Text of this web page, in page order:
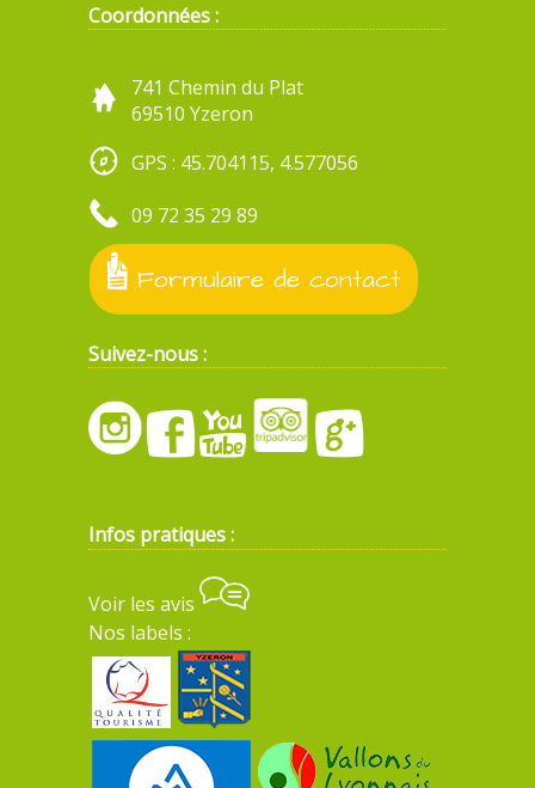
Coordonnées :
741 Chemin du Plat
69510 Yzeron
GPS : 45.704115, 4.577056
09 72 35 29 89
Formulaire de contact
Suivez-nous :
Infos pratiques :
Voir les avis
Nos labels :